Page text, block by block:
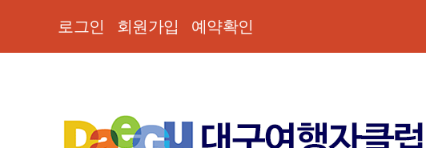
로그인 회원가입 예약확인